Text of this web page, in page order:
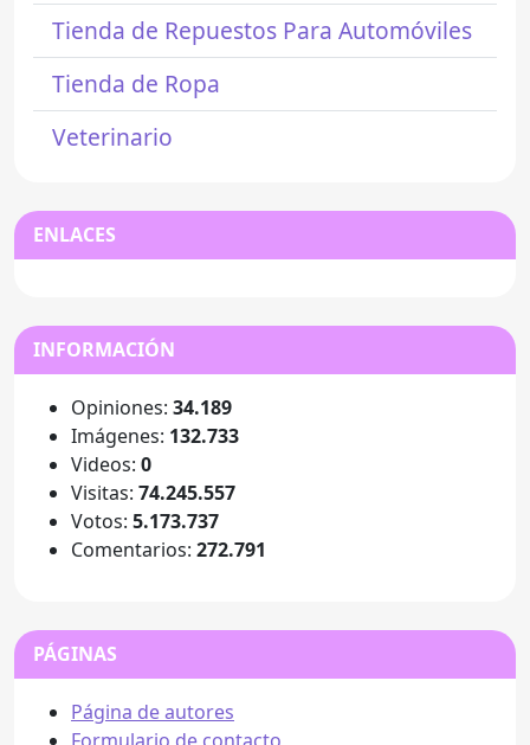
Tienda de Repuestos Para Automóviles
Tienda de Ropa
Veterinario
ENLACES
INFORMACIÓN
Opiniones: 34.189
Imágenes: 132.733
Videos: 0
Visitas: 74.245.557
Votos: 5.173.737
Comentarios: 272.791
PÁGINAS
Página de autores